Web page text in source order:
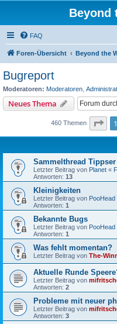
Beyond
FAQ
Foren-Übersicht Beyond the
Bugreport
Moderatoren: Moderatoren
Neues Thema
460 Themen 1
Sammelthread Tippser
Letzter Beitrag von Planet «
Antworten: 13
Kleinigkeiten
Letzter Beitrag von PooHead
Antworten: 1
Bekannte Bugs
Letzter Beitrag von PooHead
Antworten: 1
Was fehlt momentan?
Letzter Beitrag von The-
Aktuelle Runde
Letzter Beitrag von
Antworten: 2
Probleme mit neuer
Letzter Beitrag von
Antworten: 3